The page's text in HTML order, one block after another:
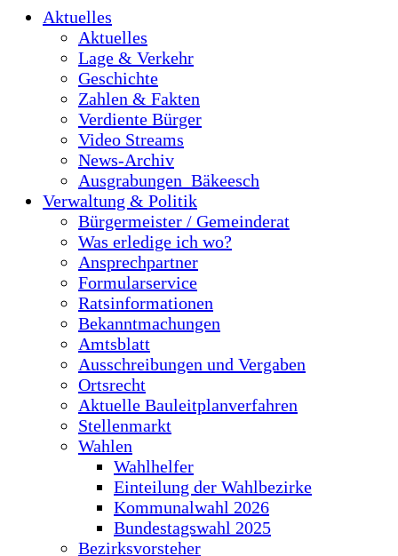
Aktuelles
Aktuelles
Lage & Verkehr
Geschichte
Zahlen & Fakten
Verdiente Bürger
Video Streams
News-Archiv
Ausgrabungen_Bäkeesch
Verwaltung & Politik
Bürgermeister / Gemeinderat
Was erledige ich wo?
Ansprechpartner
Formularservice
Ratsinformationen
Bekanntmachungen
Amtsblatt
Ausschreibungen und Vergaben
Ortsrecht
Aktuelle Bauleitplanverfahren
Stellenmarkt
Wahlen
Wahlhelfer
Einteilung der Wahlbezirke
Kommunalwahl 2026
Bundestagswahl 2025
Bezirksvorsteher